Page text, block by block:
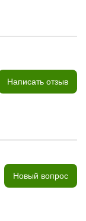
Написать отзыв
Новый вопрос